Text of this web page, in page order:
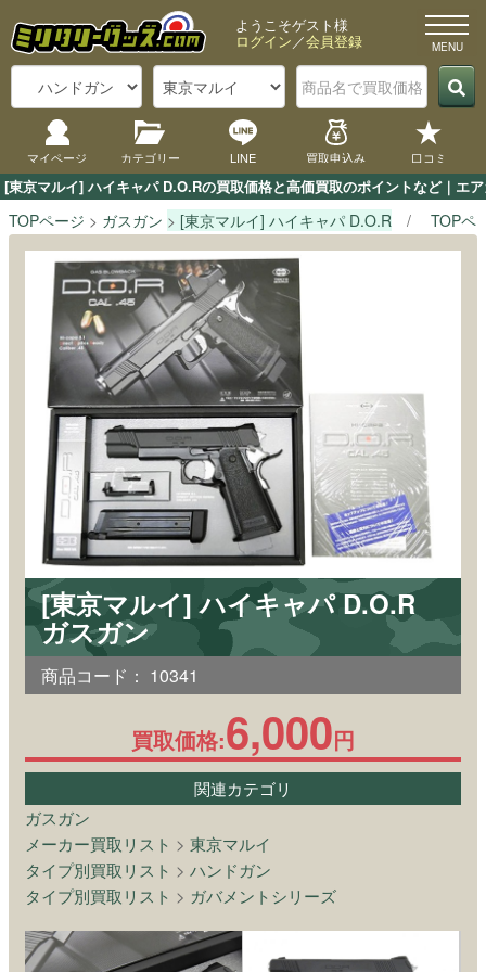
[東京マルイ] ハイキャパ D.O.Rの買取価格と高価買取のポイントなど｜エ
ようこそゲスト様
ログイン／会員登録
マイページ カテゴリー LINE 買取申込み 口コミ
TOPページ ガスガン [東京マルイ] ハイキャパ D.O.R TOPペ
[東京マルイ] ハイキャパ D.O.R
ガスガン
商品コード： 10341
買取価格:6,000円
関連カテゴリ
ガスガン
メーカー買取リスト > 東京マルイ
タイプ別買取リスト > ハンドガン
タイプ別買取リスト > ガバメントシリーズ